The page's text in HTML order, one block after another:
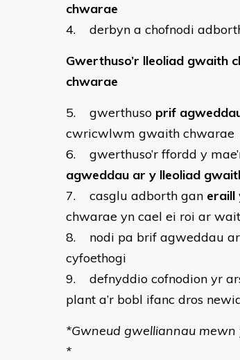
chwarae
4. derbyn a chofnodi
Gwerthuso’r lleoliad gwaith
chwarae
5. gwerthuso prif
cwricwlwm gwaith chwarae
6. gwerthuso’r ffordd y
agweddau ar y lleoliad
7. casglu adborth gan eraill
chwarae yn cael ei roi ar
8. nodi pa brif agweddau
cyfoethogi
9. defnyddio cofnodion yr
plant a’r bobl ifanc dros
*Gwneud gwelliannau mewn
*